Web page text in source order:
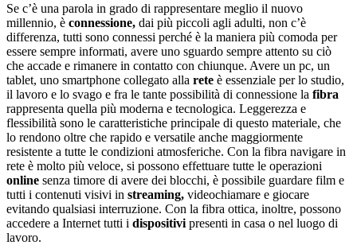
Se c’è una parola in grado di rappresentare meglio il nuovo
millennio, è connessione, dai più piccoli agli adulti, non c’è
differenza, tutti sono connessi perché è la maniera più comoda per
essere sempre informati, avere uno sguardo sempre attento su ciò
che accade e rimanere in contatto con chiunque. Avere un pc, un
tablet, uno smartphone collegato alla rete è essenziale per lo studio,
il lavoro e lo svago e fra le tante possibilità di connessione la fibra
rappresenta quella più moderna e tecnologica. Leggerezza e
flessibilità sono le caratteristiche principale di questo materiale, che
lo rendono oltre che rapido e versatile anche maggiormente
resistente a tutte le condizioni atmosferiche. Con la fibra navigare in
rete è molto più veloce, si possono effettuare tutte le operazioni
online senza timore di avere dei blocchi, è possibile guardare film e
tutti i contenuti visivi in streaming, videochiamare e giocare
evitando qualsiasi interruzione. Con la fibra ottica, inoltre, possono
accedere a Internet tutti i dispositivi presenti in casa o nel luogo di
lavoro.